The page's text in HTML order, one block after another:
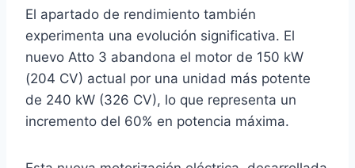
El apartado de rendimiento también
experimenta una evolución significativa. El
nuevo Atto 3 abandona el motor de 150 kW
(204 CV) actual por una unidad más potente
de 240 kW (326 CV), lo que representa un
incremento del 60% en potencia máxima.